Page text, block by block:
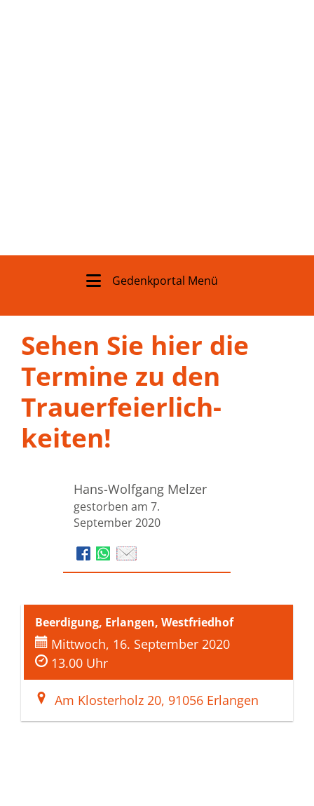
Gedenkportal Menü
Sehen Sie hier die
Termine zu den
Trauer­feierlich­
keiten!
Hans-Wolfgang Melzer
gestorben am 7.
September 2020
Beerdigung, Erlangen, Westfriedhof
Mittwoch, 16. September 2020
13.00 Uhr
Am Klosterholz 20, 91056 Erlangen